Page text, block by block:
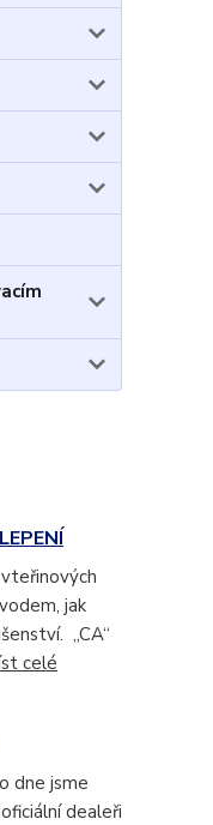
jak
„CA“
celé
dne jsme
dealeři